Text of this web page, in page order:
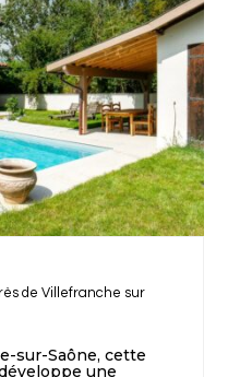
de Villefranche sur
sur-Saône, cette
une